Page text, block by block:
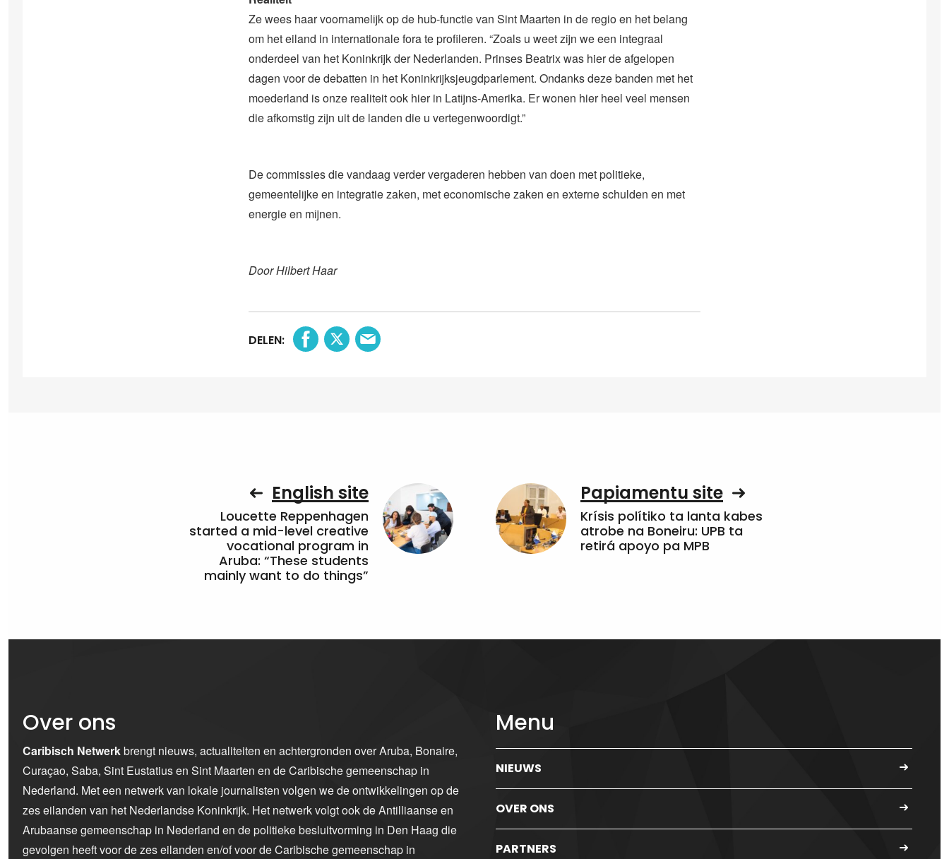
Ze wees haar voornamelijk op de hub-functie van Sint Maarten in de regio en het belang
om het eiland in internationale fora te profileren. “Zoals u weet zijn we een integraal
onderdeel van het Koninkrijk der Nederlanden. Prinses Beatrix was hier de afgelopen
dagen voor de debatten in het Koninkrijksjeugdparlement. Ondanks deze banden met het
moederland is onze realiteit ook hier in Latijns-Amerika. Er wonen hier heel veel mensen
die afkomstig zijn uit de landen die u vertegenwoordigt.”
De commissies die vandaag verder vergaderen hebben van doen met politieke,
gemeentelijke en integratie zaken, met economische zaken en externe schulden en met
energie en mijnen.
Door Hilbert Haar
DELEN:
English site
Loucette Reppenhagen
started a mid-level creative
vocational program in
Aruba: “These students
mainly want to do things”
Papiamentu site
Krísis polítiko ta lanta kabes
atrobe na Boneiru: UPB ta
retirá apoyo pa MPB
Over ons
Caribisch Netwerkbrengt nieuws, actualiteiten en achtergronden over Aruba, Bonaire,
Curaçao, Saba, Sint Eustatius en Sint Maarten en de Caribische gemeenschap in
Nederland. Met een netwerk van lokale journalisten volgen we de ontwikkelingen op de
zes eilanden van het Nederlandse Koninkrijk. Het netwerk volgt ook de Antilliaanse en
Arubaanse gemeenschap in Nederland en de politieke besluitvorming in Den Haag die
gevolgen heeft voor de zes eilanden en/of voor de Caribische gemeenschap in
Menu
NIEUWS
OVER ONS
PARTNERS